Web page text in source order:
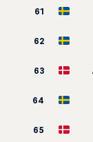
61
62
63
64
65